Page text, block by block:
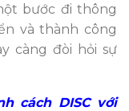
bước đi thông
và thành công
càng đòi hỏi sự
cách DISC với